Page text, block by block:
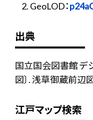
GeoLOD：
出典
国立国会図書館 デ
図〕. 浅草御蔵前辺
江戸マップ検索